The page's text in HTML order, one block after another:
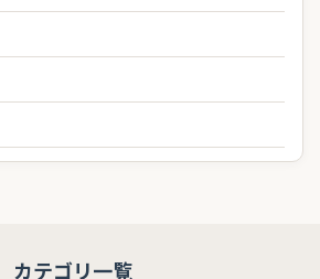
カテゴリ一覧